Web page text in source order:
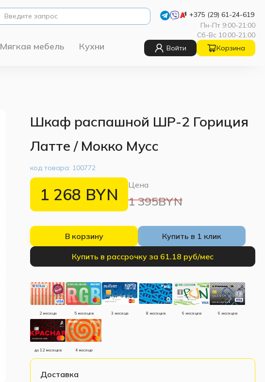
+375 (29) 61-24-619
Пн-Пт 9:00-21:00
Сб-Вс 10:00-21:00
Мягкая мебель Кухни Войти Корзина
Шкаф распашной ШР-2 Гориция
Латте / Мокко Мусс
код товара: 100772
1 268 BYN Цена
1 395BYN
В корзину Купить в 1 клик
Купить в рассрочку за 61.18 руб/мес
2 месяца 5 месяцев 3 месяца 8 месяцев 6 месяцев 6 месяцев
до 12 месяцев 4 месяца
Доставка